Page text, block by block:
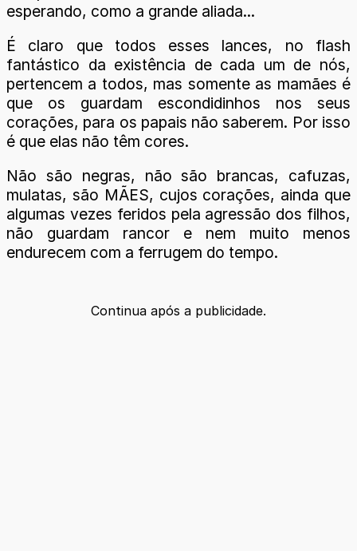
esperando, como a grande aliada...
É claro que todos esses lances, no flash
fantástico da existência de cada um de nós,
pertencem a todos, mas somente as mamães é
que os guardam escondidinhos nos seus
corações, para os papais não saberem. Por isso
é que elas não têm cores.
Não são negras, não são brancas, cafuzas,
mulatas, são MÃES, cujos corações, ainda que
algumas vezes feridos pela agressão dos filhos,
não guardam rancor e nem muito menos
endurecem com a ferrugem do tempo.
Continua após a publicidade.